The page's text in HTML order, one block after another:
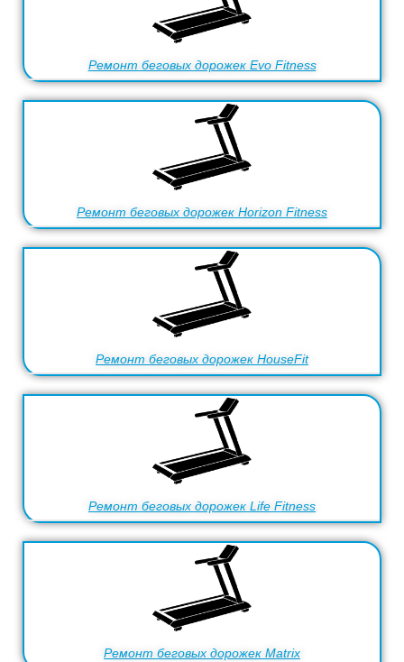
Ремонт беговых дорожек Evo Fitness
Ремонт беговых дорожек Horizon Fitness
Ремонт беговых дорожек HouseFit
Ремонт беговых дорожек Life Fitness
Ремонт беговых дорожек Matrix